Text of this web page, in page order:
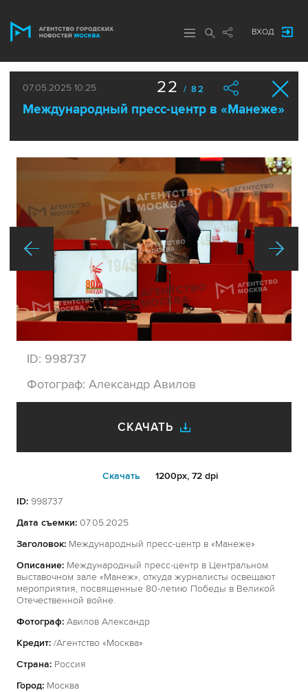
ВХОД
07.05.2025 10:25
Международный пресс-центр в «Манеже»
22 / 82
ID: 998737
Фотограф: Александр Авилов
СКАЧАТЬ
Cкачать 1200px, 72 dpi
ID: 998737
Дата съемки: 07.05.2025
Заголовок: Международный пресс-центр в «Манеже»
Описание: Международный пресс-центр в Центральном
выставочном зале «Манеж», откуда журналисты освещают
мероприятия, посвященные 80-летию Победы в Великой
Отечественной войне.
Фотограф: Авилов Александр
Кредит: /Агентство «Москва»
Страна: Россия
Город: Москва